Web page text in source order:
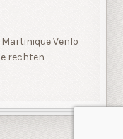
Venlo
rechten